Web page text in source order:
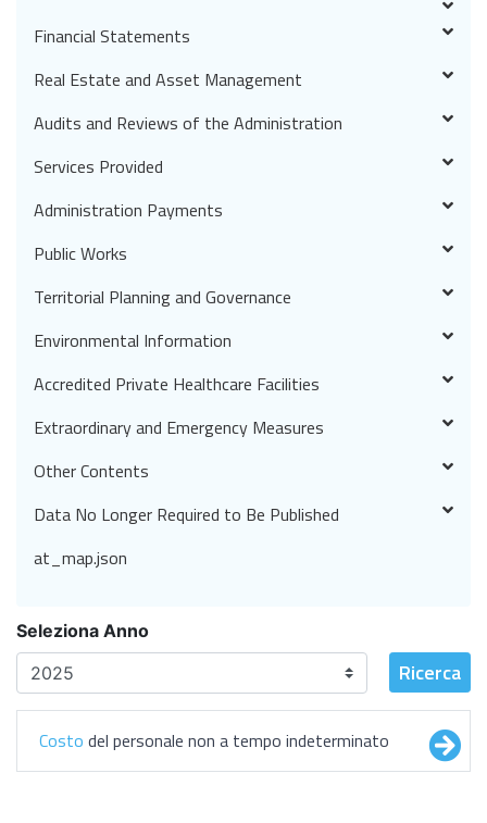
Seleziona Anno
Ricerca
Costo del personale non a tempo indeterminato
Financial Statements
Real Estate and Asset Management
Audits and Reviews of the Administration
Services Provided
Administration Payments
Public Works
Territorial Planning and Governance
Environmental Information
Accredited Private Healthcare Facilities
Extraordinary and Emergency Measures
Other Contents
Data No Longer Required to Be Published
at_map.json